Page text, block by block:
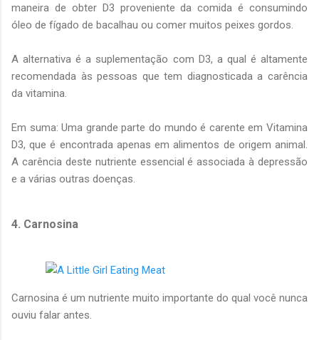
maneira de obter D3 proveniente da comida é consumindo
óleo de fígado de bacalhau ou comer muitos peixes gordos.
A alternativa é a suplementação com D3, a qual é altamente
recomendada às pessoas que tem diagnosticada a carência
da vitamina.
Em suma: Uma grande parte do mundo é carente em Vitamina
D3, que é encontrada apenas em alimentos de origem animal.
A carência deste nutriente essencial é associada à depressão
e a várias outras doenças.
4. Carnosina
Carnosina é um nutriente muito importante do qual você nunca
ouviu falar antes.